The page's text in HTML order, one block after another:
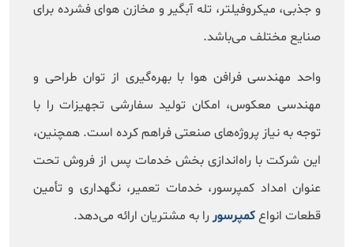
و جذبی، میکروفیلتر، تله آبگیر و مخازن هوای فشرده برای
صنایع مختلف می‌باشد.
واحد مهندسی فرافن هوا با بهره‌گیری از توان طراحی و
مهندسی معکوس، امکان تولید سفارشی تجهیزات را با
توجه به نیاز پروژه‌های صنعتی فراهم کرده است. همچنین،
این شرکت با راه‌اندازی بخش خدمات پس از فروش تحت
عنوان امداد کمپرسور، خدمات تعمیر، نگهداری و تأمین
قطعات انواعکمپرسوررا به مشتریان ارائه می‌دهد.